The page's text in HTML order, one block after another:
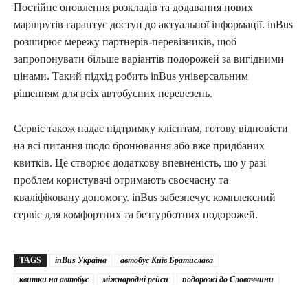
Постійне оновлення розкладів та додавання нових
маршрутів гарантує доступ до актуальної інформації. inBus
розширює мережу партнерів-перевізників, щоб
запропонувати більше варіантів подорожей за вигідними
цінами. Такий підхід робить inBus універсальним
рішенням для всіх автобусних перевезень.
Сервіс також надає підтримку клієнтам, готову відповісти
на всі питання щодо бронювання або вже придбаних
квитків. Це створює додаткову впевненість, що у разі
проблем користувачі отримають своєчасну та
кваліфіковану допомогу. inBus забезпечує комплексний
сервіс для комфортних та безтурботних подорожей.
TAGS inBus Україна
автобус Київ Братислава
квитки на автобус
міжнародні рейси подорожі до Словаччини